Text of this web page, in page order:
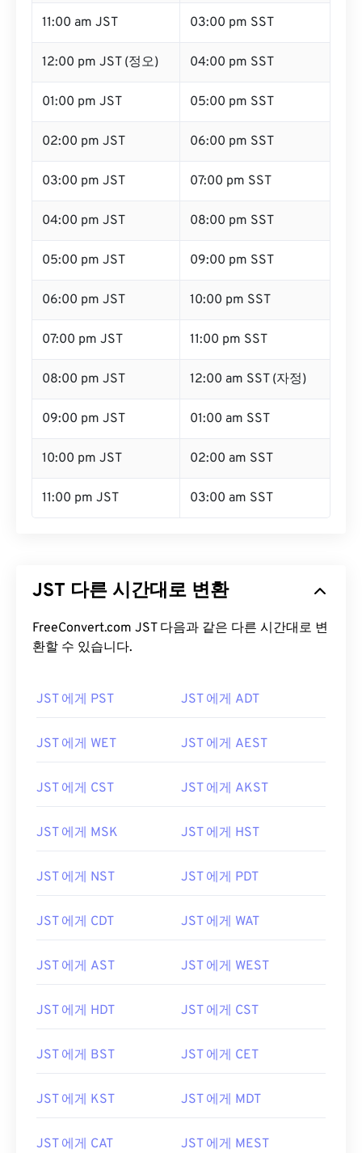
11:00 am JST 03:00 pm SST
12:00 pm JST (정오) 04:00 pm SST
01:00 pm JST 05:00 pm SST
02:00 pm JST 06:00 pm SST
03:00 pm JST 07:00 pm SST
04:00 pm JST 08:00 pm SST
05:00 pm JST 09:00 pm SST
06:00 pm JST 10:00 pm SST
07:00 pm JST 11:00 pm SST
08:00 pm JST 12:00 am SST (자정)
09:00 pm JST 01:00 am SST
10:00 pm JST 02:00 am SST
11:00 pm JST 03:00 am SST
JST 다른 시간대로 변환
FreeConvert.com JST 다음과 같은 다른 시간대로 변
환할 수 있습니다.
JST 에게 PST JST 에게 ADT
JST 에게 WET JST 에게 AEST
JST 에게 CST JST 에게 AKST
JST 에게 MSK JST 에게 HST
JST 에게 NST JST 에게 PDT
JST 에게 CDT JST 에게 WAT
JST 에게 AST JST 에게 WEST
JST 에게 HDT JST 에게 CST
JST 에게 BST JST 에게 CET
JST 에게 KST JST 에게 MDT
JST 에게 CAT JST 에게 MEST